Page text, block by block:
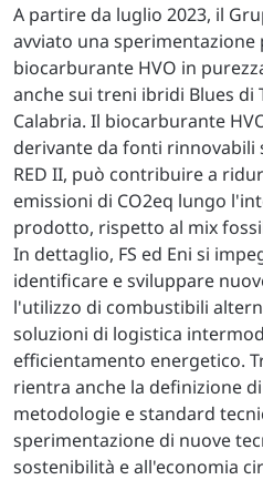
A partire da luglio 2023, il
avviato una sperimentazione
biocarburante HVO in
anche sui treni ibridi Blues di
Calabria. Il biocarburante
derivante da fonti rinnovabili
RED II, può contribuire a
emissioni di CO2eq lungo
prodotto, rispetto al mix
In dettaglio, FS ed Eni si
identificare e sviluppare
l'utilizzo di combustibili
soluzioni di logistica
efficientamento energetico.
rientra anche la definizione
metodologie e standard
sperimentazione di nuove
sostenibilità e all'economia